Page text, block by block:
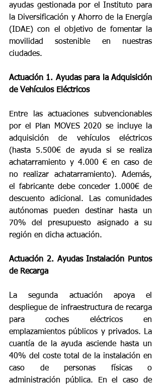
ayudas gestionada por el Instituto para
la Diversificación y Ahorro de la Energía
(IDAE) con el objetivo de fomentar la
movilidad sostenible en nuestras
ciudades.
Actuación 1. Ayudas para la Adquisición
de Vehículos Eléctricos
Entre las actuaciones subvencionables
por el Plan MOVES 2020 se incluye la
adquisición de vehículos eléctricos
(hasta 5.500€ de ayuda si se realiza
achatarramiento y 4.000 € en caso de
no realizar achatarramiento). Además,
el fabricante debe conceder 1.000€ de
descuento adicional. Las comunidades
autónomas pueden destinar hasta un
70% del presupuesto asignado a su
región en dicha actuación.
Actuación 2. Ayudas Instalación Puntos
de Recarga
La segunda actuación apoya el
despliegue de infraestructura de recarga
para coches eléctricos en
emplazamientos públicos y privados. La
cuantía de la ayuda asciende hasta un
40% del coste total de la instalación en
caso de personas físicas o
administración pública. En el caso de